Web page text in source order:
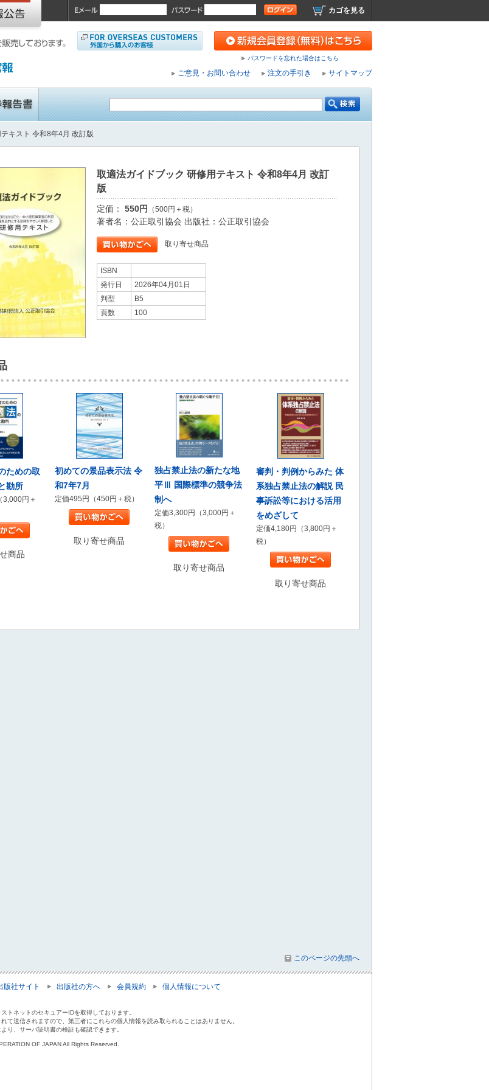
カゴを見る
パスワードを忘れた場合はこちら
ご意見・お問い合わせ 注文の手引き サイトマップ
キスト 令和8年4月 改訂版
取適法ガイドブック 研修用テキスト 令和8年4月 改訂
版
定価： 550円 （500円＋税）
著者名：公正取引協会 出版社：公正取引協会
取り寄せ商品
ISBN
発行日
2026年04月01日
判型
B5
頁数
100
ための取
勘所
3,000円＋
商品
初めての景品表示法 令
和7年7月
定価495円（450円＋税）
取り寄せ商品
独占禁止法の新たな地
平Ⅲ 国際標準の競争法
制へ
定価3,300円（3,000円＋
税）
取り寄せ商品
審判・判例からみた 体
系独占禁止法の解説 民
事訴訟等における活用
をめざして
定価4,180円（3,800円＋
税）
取り寄せ商品
このページの先頭へ
版社サイト 出版社の方へ 会員規約 個人情報について
トネットのセキュアーIDを取得しております。
て送信されますので、第三者にこれらの個人情報を読み取られることはありません。
り、サーバ証明書の検証も確認できます。
OF JAPAN All Rights Reserved.